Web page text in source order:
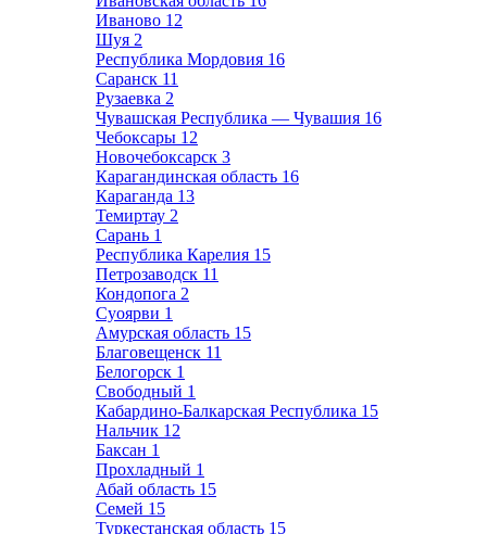
Иваново 12
Шуя 2
Республика Мордовия 16
Саранск 11
Рузаевка 2
Чувашская Республика — Чувашия 16
Чебоксары 12
Новочебоксарск 3
Карагандинская область 16
Караганда 13
Темиртау 2
Сарань 1
Республика Карелия 15
Петрозаводск 11
Кондопога 2
Суоярви 1
Амурская область 15
Благовещенск 11
Белогорск 1
Свободный 1
Кабардино-Балкарская Республика 15
Нальчик 12
Баксан 1
Прохладный 1
Абай область 15
Семей 15
Туркестанская область 15